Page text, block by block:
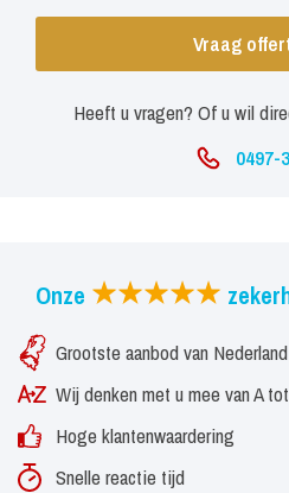
Vraag
Heeft u vragen? Of u wil
0497-
Onze
Grootste aanbod van
Wij denken met u mee van A
Hoge klantenwaardering
Snelle reactie tijd